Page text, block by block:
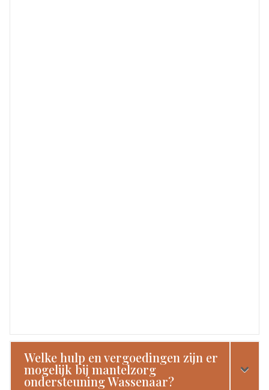
Welke hulp en vergoedingen zijn er
mogelijk bij mantelzorg
ondersteuning Wassenaar?